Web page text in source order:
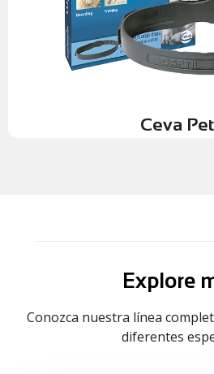
Ceva
Ceva
Distribuida por Faryvet, es el
clínica. Su innovación no es
basada en la copia sintética de
Explore
Conozca nuestra línea
diferentes